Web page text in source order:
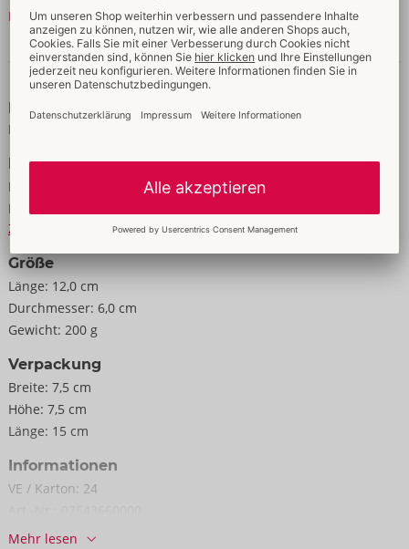
ABS, Silikon.
Mehr lesen
Daten & Eigenschaften
Eigenschaften
Für Frauen
Daten
Farbe:
Material:
Zur Materialkunde
Größe
Länge: 12,0 cm
Durchmesser: 6,0 cm
Gewicht: 200 g
Verpackung
Breite: 7,5 cm
Höhe: 7,5 cm
Länge: 15 cm
Informationen
VE / Karton: 24
Barcode: 4251460634793 (EAN-13)
Mehr lesen